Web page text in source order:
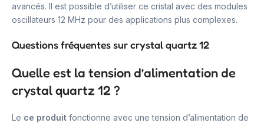
avancés. Il est possible d’utiliser ce cristal avec des modules
oscillateurs 12 MHz pour des applications plus complexes.
Questions fréquentes sur crystal quartz 12
Quelle est la tension d’alimentation de
crystal quartz 12 ?
Le ce produit fonctionne avec une tension d’alimentation de